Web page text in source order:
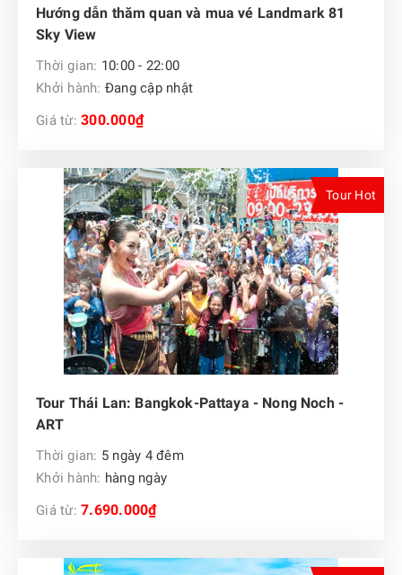
Hướng dẫn thăm quan và mua vé Landmark 81
Sky View
Thời gian: 10:00 - 22:00
Khởi hành: Đang cập nhật
Giá từ: 300.000₫
Tour Hot
Tour Thái Lan: Bangkok-Pattaya - Nong Noch -
ART
Thời gian: 5 ngày 4 đêm
Khởi hành: hàng ngày
Giá từ: 7.690.000₫